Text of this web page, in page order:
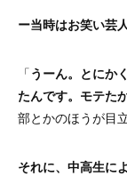
ー当時はお笑い芸
「うーん。とにか
たんです。モテた
部とかのほうが目
それに、中高生に